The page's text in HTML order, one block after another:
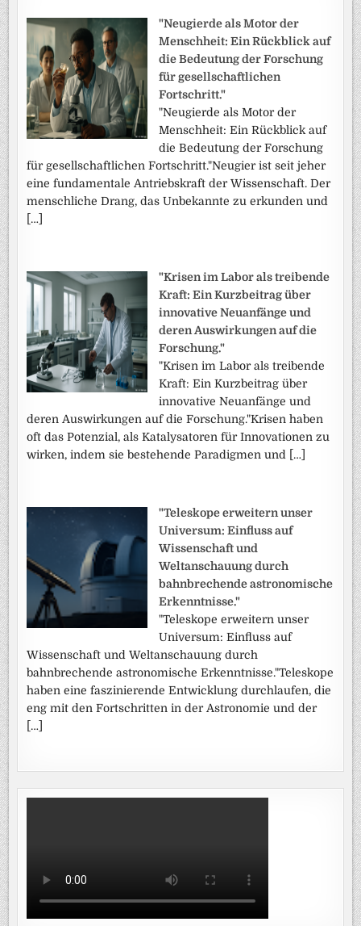
"Neugierde als Motor der
Menschheit: Ein Rückblick auf
die Bedeutung der Forschung
für gesellschaftlichen
Fortschritt."
"Neugierde als Motor der
Menschheit: Ein Rückblick auf
die Bedeutung der Forschung
für gesellschaftlichen Fortschritt."Neugier ist seit jeher
eine fundamentale Antriebskraft der Wissenschaft. Der
menschliche Drang, das Unbekannte zu erkunden und
[…]
"Krisen im Labor als treibende
Kraft: Ein Kurzbeitrag über
innovative Neuanfänge und
deren Auswirkungen auf die
Forschung."
"Krisen im Labor als treibende
Kraft: Ein Kurzbeitrag über
innovative Neuanfänge und
deren Auswirkungen auf die Forschung."Krisen haben
oft das Potenzial, als Katalysatoren für Innovationen zu
wirken, indem sie bestehende Paradigmen und […]
"Teleskope erweitern unser
Universum: Einfluss auf
Wissenschaft und
Weltanschauung durch
bahnbrechende astronomische
Erkenntnisse."
"Teleskope erweitern unser
Universum: Einfluss auf
Wissenschaft und Weltanschauung durch
bahnbrechende astronomische Erkenntnisse."Teleskope
haben eine faszinierende Entwicklung durchlaufen, die
eng mit den Fortschritten in der Astronomie und der
[…]